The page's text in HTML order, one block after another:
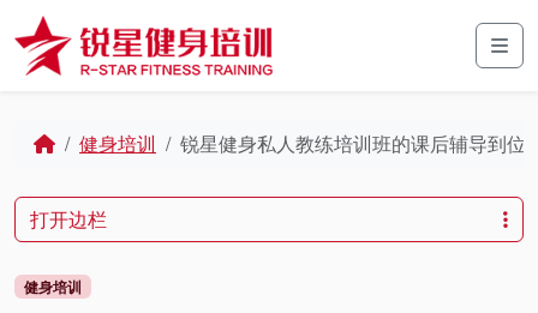
Skip to content
Skip to footer
Home健身培训 锐星健身私人教练培训班的课后辅导到位
健身培训
打开边栏